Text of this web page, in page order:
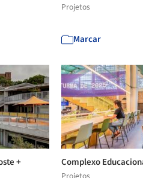
Projetos
Marcar
+
Complexo